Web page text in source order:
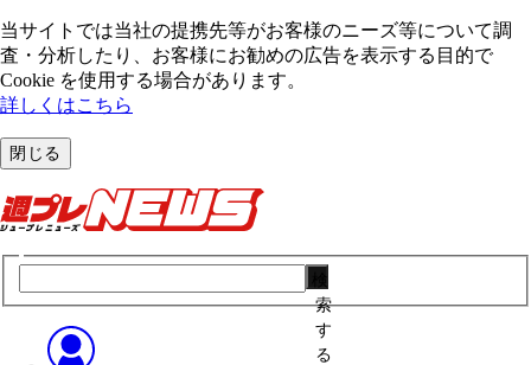
当サイトでは当社の提携先等がお客様のニーズ等について調
査・分析したり、お客様にお勧めの広告を表⽰する⽬的で
Cookie を使⽤する場合があります。
詳しくはこちら
閉じる
索
す
る